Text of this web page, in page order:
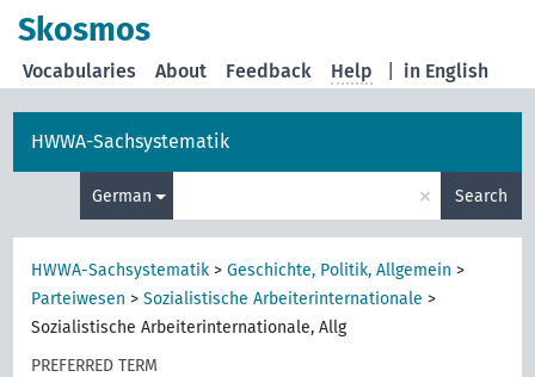
Skosmos
in English
Vocabularies About Feedback Help
HWWA-Sachsystematik
German × Search
HWWA-Sachsystematik >Geschichte, Politik, Allgemein >
Parteiwesen >Sozialistische Arbeiterinternationale >
Sozialistische Arbeiterinternationale, Allg
PREFERRED TERM